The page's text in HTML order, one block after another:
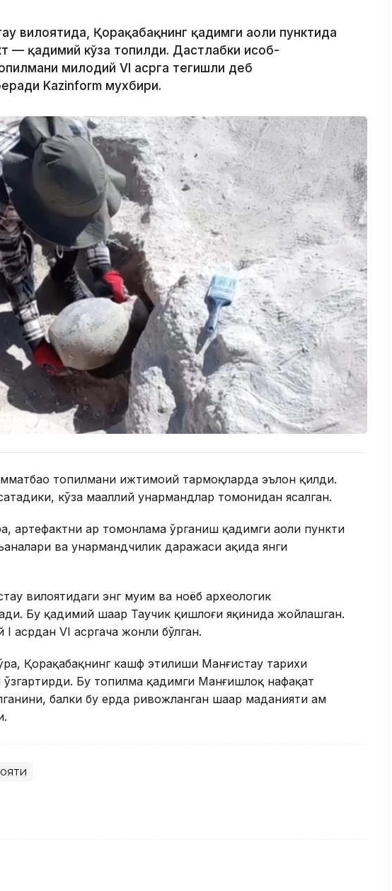
вилоятида, Қорақабақнинг қадимги аҳоли пунктида
— қадимий кўза топилди. Дастлабки ҳисоб-
милодий VI асрга тегишли деб
Kazinform мухбири.
топилмани ижтимоий тармоқларда эълон қилди.
кўза маҳаллий ҳунармандлар томонидан ясалган.
артефактни ҳар томонлама ўрганиш қадимги аҳоли пункти
ва ҳунармандчилик даражаси ҳақида янги
вилоятидаги энг муҳим ва ноёб археологик
Бу қадимий шаҳар Таучик қишлоғи яқинида жойлашган.
I асрдан VI асргача жонли бўлган.
Қорақабақнинг кашф этилиши Манғистау тарихи
ўзгартирди. Бу топилма қадимги Манғишлоқ нафақат
балки бу ерда ривожланган шаҳар маданияти ҳам